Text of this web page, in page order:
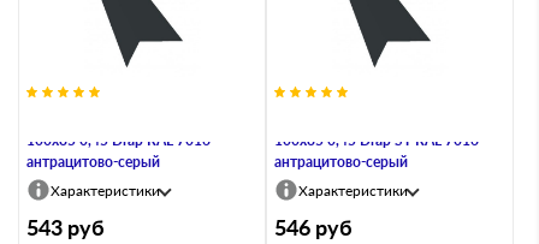
100х85 0,45 Drap RAL 7016
антрацитово-серый
Характеристики
543 руб
100х85 0,45 Drap ST RAL 7016
антрацитово-серый
Характеристики
546 руб